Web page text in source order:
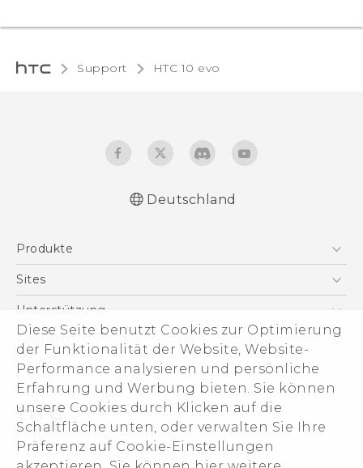
Diese Seite benutzt Cookies zur Optimierung
der Funktionalität der Website, Website-
Performance analysieren und persönliche
Erfahrung und Werbung bieten. Sie können
unsere Cookies durch Klicken auf die
Schaltfläche unten, oder verwalten Sie Ihre
Präferenz auf Cookie-Einstellungen
Support HTC 10 evo‎
behördliche Bestimmungen
Deutschland
Produkte
Smartphones
VIVE
Zubehör
Sites
HTC Dev
HTC Vive
Unterstützung
Unterstützung
eCommerce Support
Über HTC
ESG
Impressum
Investor
Cookie Preferences
© 2011-2026 HTC Corporation